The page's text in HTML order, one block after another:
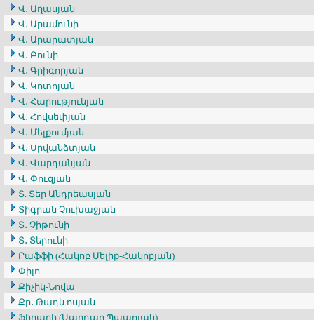
Վ․ Աղասյան
Վ․ Արամունի
Վ․ Արարատյան
Վ․ Բունի
Վ․ Գրիգորյան
Վ․ Կոտոյան
Վ․ Հարությունյան
Վ․ Հովսեփյան
Վ․ Մելքումյան
Վ․ Սրվանձտյան
Վ․ Վարդանյան
Վ․ Փուզյան
Տ. Տեր Անդրեասյան
Տիգրան Չուխաջյան
Տ․ Չիթունի
Տ․ Տերունի
Րաֆֆի (Հակոբ Մելիք-Հակոբյան)
Փիլո
Քիչիկ-Նովա
Քր․ Թադևոսյան
Ֆիրաղի (Սարդար Պապոյան)